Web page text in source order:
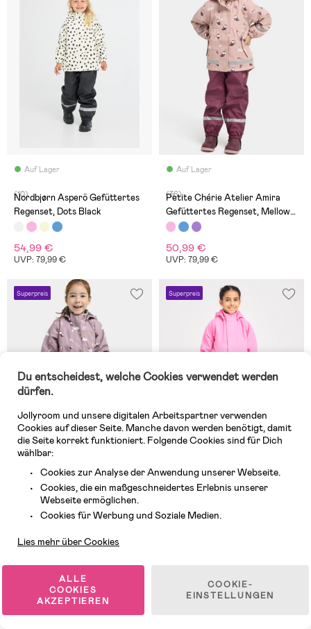
Auf Lager
(10)
Nordbjørn Asperö Gefüttertes
Regenset, Dots Black
54,99 €
UVP: 79,99 €
Auf Lager
(36)
Petite Chérie Atelier Amira
Gefüttertes Regenset, Mellow
Rose
50,99 €
UVP: 79,99 €
Superpreis
Auf Lager
Petite Chérie Atelier Amira
Elderberry
48,99 €
UVP: 79,99 €
Superpreis
Auf Lager
(18)
Nordbjørn Kullavik Gefüttertes
Du entscheidest, welche Cookies verwendet werden
dürfen.
Jollyroom und unsere digitalen Arbeitspartner verwenden
Cookies auf dieser Seite. Manche davon werden benötigt, damit
die Seite korrekt funktioniert. Folgende Cookies sind für Dich
wählbar:
Cookies zur Analyse der Anwendung unserer Webseite.
Cookies, die ein maßgeschneidertes Erlebnis unserer
Webseite ermöglichen.
Cookies für Werbung und Soziale Medien.
Lies mehr über Cookies
ALLE
COOKIES
AKZEPTIEREN
COOKIE-
EINSTELLUNGEN